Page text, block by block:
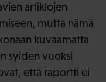
artiklojen
mutta nämä
kuvaamatta
syiden vuoksi
että raportti ei